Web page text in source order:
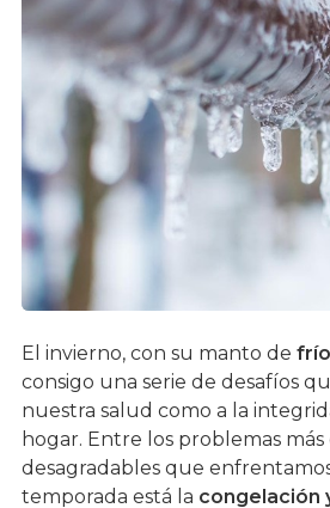
El invierno, con su manto de
consigo una serie de desafíos
nuestra salud como a la
hogar. Entre los problemas
desagradables que
temporada está la congelación